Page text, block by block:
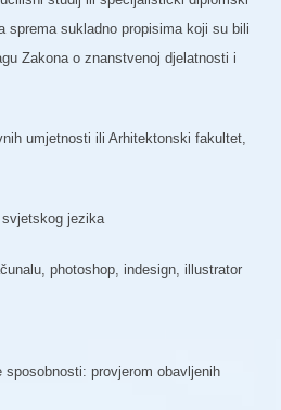
sprema sukladno propisima koji su bili
Zakona o znanstvenoj djelatnosti i
umjetnosti ili Arhitektonski fakultet,
jezika
photoshop, indesign, illustrator
sposobnosti: provjerom obavljenih